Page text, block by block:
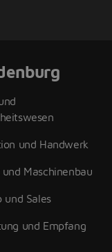
und Handwerk
und Maschinenbau
und Sales
und Empfang